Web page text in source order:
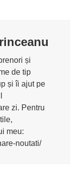
și
de tip
și îi ajut pe
zi. Pentru
meu:
noutati/